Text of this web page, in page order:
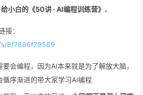
给小白的《50讲 · AI编程训练营》 。
接：
8f7886f79569
会编程，因为AI本来就是为了解放大脑，
循序渐进的带大家学习AI编程